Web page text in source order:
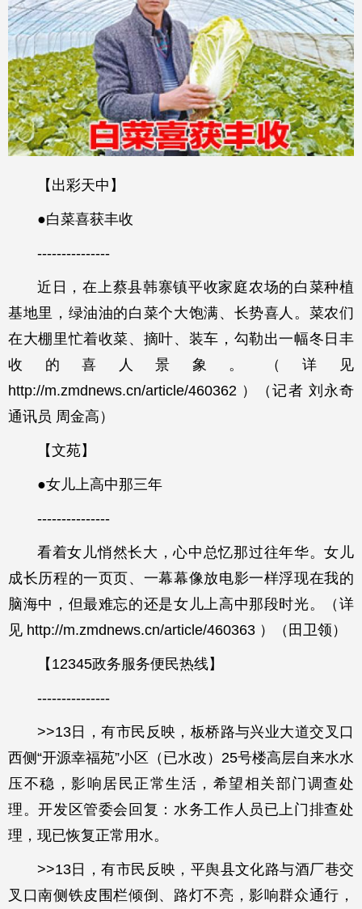
【出彩天中】
●白菜喜获丰收
---------------
近日，在上蔡县韩寨镇平收家庭农场的白菜种植
基地里，绿油油的白菜个大饱满、长势喜人。菜农们
在大棚里忙着收菜、摘叶、装车，勾勒出一幅冬日丰
收的喜人景象。（详见
http://m.zmdnews.cn/article/460362 ）（记者 刘永奇
通讯员 周金高）
【文苑】
●女儿上高中那三年
---------------
看着女儿悄然长大，心中总忆那过往年华。女儿
成长历程的一页页、一幕幕像放电影一样浮现在我的
脑海中，但最难忘的还是女儿上高中那段时光。（详
见 http://m.zmdnews.cn/article/460363 ）（田卫领）
【12345政务服务便民热线】
---------------
>>13日，有市民反映，板桥路与兴业大道交叉口
西侧“开源幸福苑”小区（已水改）25号楼高层自来水水
压不稳，影响居民正常生活，希望相关部门调查处
理。开发区管委会回复：水务工作人员已上门排查处
理，现已恢复正常用水。
>>13日，有市民反映，平舆县文化路与酒厂巷交
叉口南侧铁皮围栏倾倒、路灯不亮，影响群众通行，